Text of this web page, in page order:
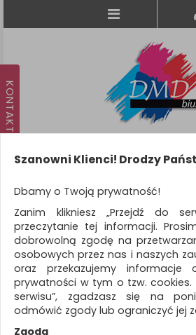
KATEGORIE
WSZYSTKIE KATEGORIE
FILTRY
REKLAMA
Szanowni Klienci! Drodzy
Dbamy o Twoją prywatność!
Zanim klikniesz „Przejdź do
przeczytanie tej informacji.
dobrowolną zgodę na
osobowych przez nas i naszych
oraz przekazujemy informacje
prywatności w tym o tzw. cookies.
serwisu”, zgadzasz się na
odmówić zgody lub ograniczyć jej
Zgoda